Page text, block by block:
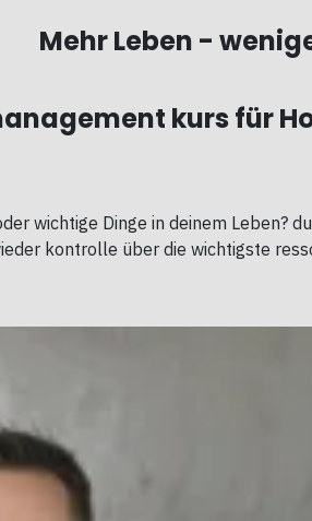
Mehr Leben -
kurs für
wichtige Dinge in deinem Leben?
kontrolle über die wichtigste